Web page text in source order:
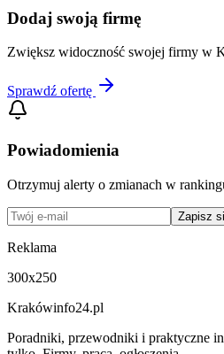
Dodaj swoją firmę
Zwiększ widoczność swojej firmy w
Sprawdź ofertę
Powiadomienia
Otrzymuj alerty o zmianach w
Zapisz
Reklama
300x250
Krakówinfo24.pl
Poradniki, przewodniki i praktyczne